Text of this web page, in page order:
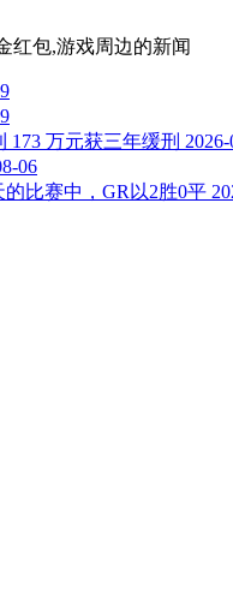
红包,游戏周边的新闻
万元获三年缓刑
06
比赛中，GR以2胜0平